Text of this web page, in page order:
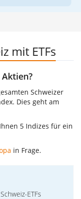
mit ETFs
Schweizer
Dies geht am
5 Indizes für ein
in Frage.
ETFs